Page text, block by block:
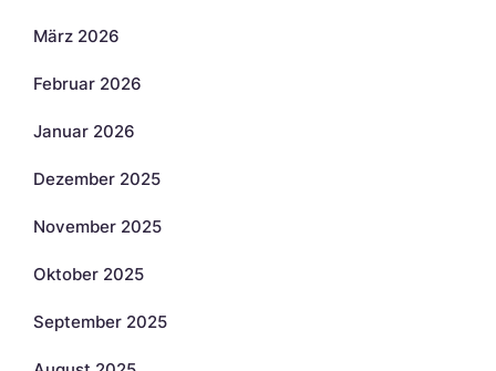
März 2026
Februar 2026
Januar 2026
Dezember 2025
November 2025
Oktober 2025
September 2025